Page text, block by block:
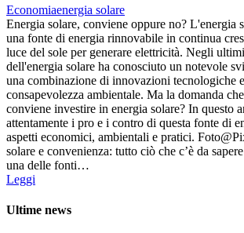
Economiaenergia solare
Energia solare, conviene oppure no? L'energia
una fonte di energia rinnovabile in continua
luce del sole per generare elettricità. Negli
dell'energia solare ha conosciuto un notevole
una combinazione di innovazioni tecnologiche
consapevolezza ambientale. Ma la domanda
conviene investire in energia solare? In questo
attentamente i pro e i contro di questa fonte di
aspetti economici, ambientali e pratici.
solare e convenienza: tutto ciò che c’è da
una delle fonti…
Leggi
Ultime news